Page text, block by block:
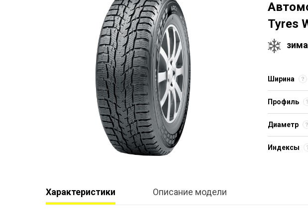
Tyres
зима
Ширина
Профиль
Диаметр
Индексы
Характеристики Описание модели